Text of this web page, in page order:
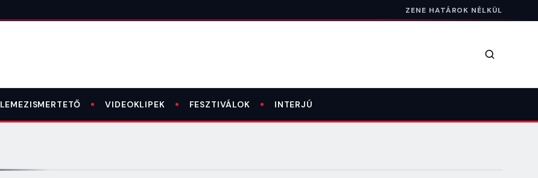
ZENE HATÁROK NÉLKÜL
Keresés
LEMEZISMERTETŐ VIDEOKLIPEK FESZTIVÁLOK INTERJÚ